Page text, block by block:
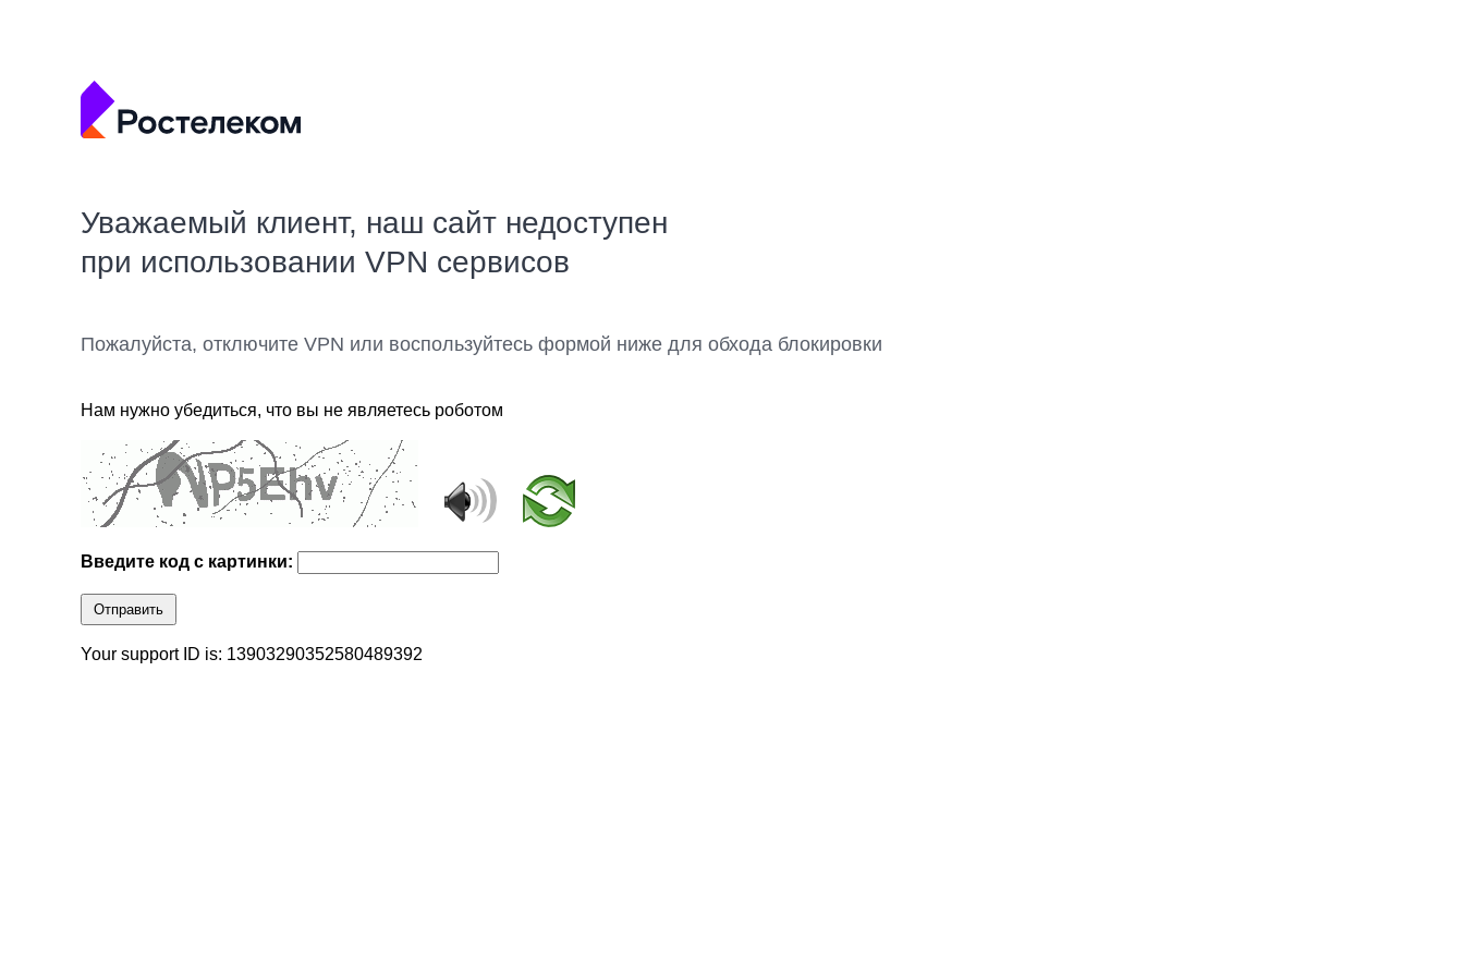
Уважаемый клиент, наш сайт недоступен
при использовании VPN сервисов
Пожалуйста, отключите VPN или воспользуйтесь формой ниже для обхода блокировки
Нам нужно убедиться, что вы не являетесь роботом
Введите код с картинки:
Отправить
Your support ID is: 13903290352580489392